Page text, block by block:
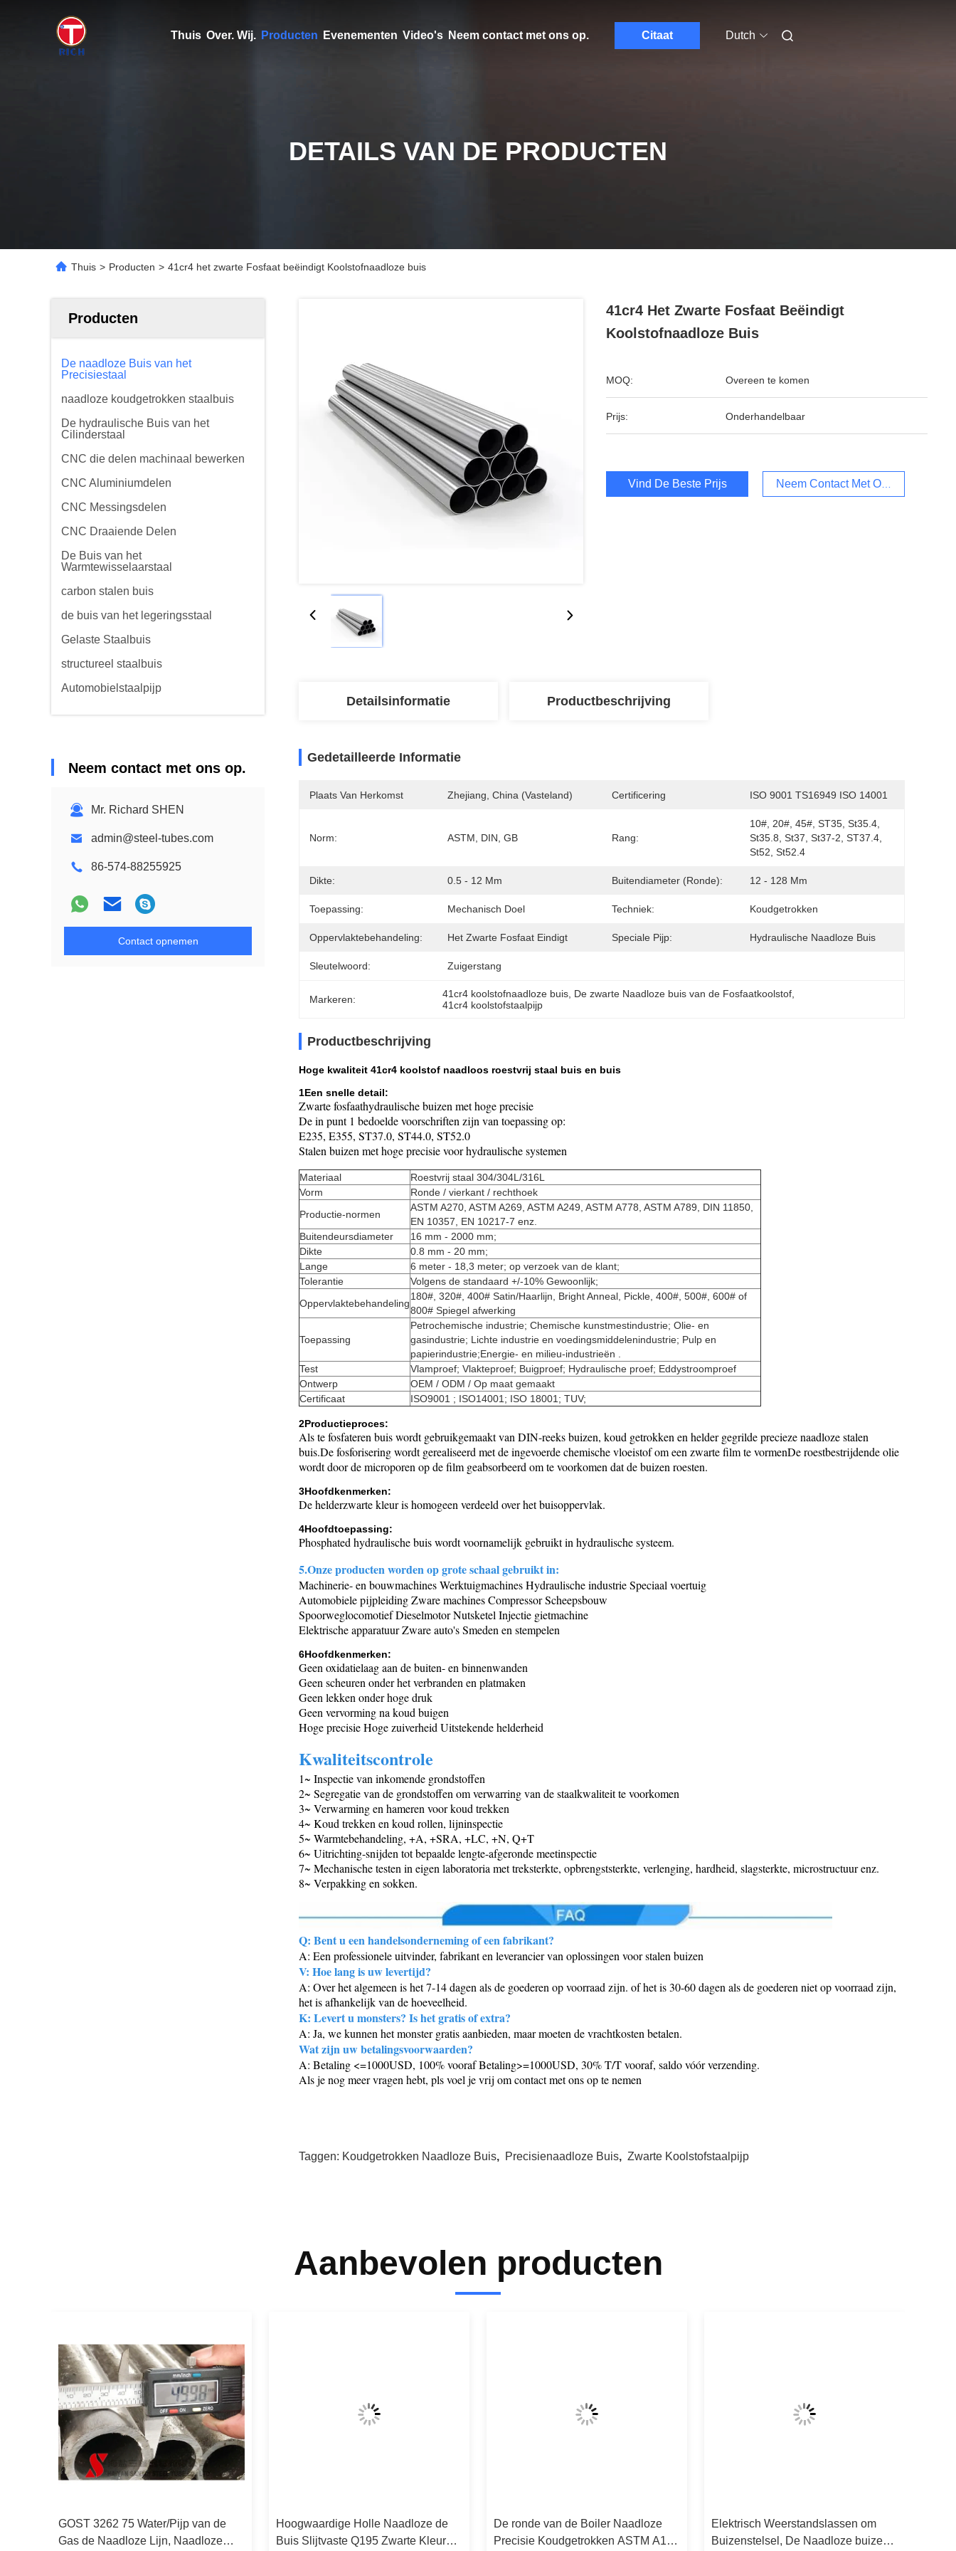
Thuis Over. Wij. Producten Evenementen Video's Neem contact met ons op. Citaat Dutch
DETAILS VAN DE PRODUCTEN
Thuis > Producten > 41cr4 het zwarte Fosfaat beëindigt Koolstofnaadloze buis
Producten
De naadloze Buis van het
Precisiestaal
naadloze koudgetrokken staalbuis
De hydraulische Buis van het
Cilinderstaal
CNC die delen machinaal bewerken
CNC Aluminiumdelen
CNC Messingsdelen
CNC Draaiende Delen
De Buis van het
Warmtewisselaarstaal
carbon stalen buis
de buis van het legeringsstaal
Gelaste Staalbuis
structureel staalbuis
Automobielstaalpijp
Neem contact met ons op.
Mr. Richard SHEN
admin@steel-tubes.com
86-574-88255925
Contact opnemen
41cr4 Het Zwarte Fosfaat Beëindigt
Koolstofnaadloze Buis
MOQ: Overeen te komen
Prijs: Onderhandelbaar
Vind De Beste Prijs Neem Contact Met Ons Op.
Detailsinformatie Productbeschrijving
Gedetailleerde Informatie
Plaats Van Herkomst Zhejiang, China (Vasteland) Certificering ISO 9001 TS16949 ISO 14001
Norm: ASTM, DIN, GB Rang:
10#, 20#, 45#, ST35, St35.4,
St35.8, St37, St37-2, ST37.4,
St52, St52.4
Dikte: 0.5 - 12 Mm Buitendiameter (Ronde): 12 - 128 Mm
Toepassing: Mechanisch Doel Techniek: Koudgetrokken
Oppervlaktebehandeling: Het Zwarte Fosfaat Eindigt Speciale Pijp: Hydraulische Naadloze Buis
Sleutelwoord: Zuigerstang
Markeren: 41cr4 koolstofnaadloze buis De zwarte Naadloze buis van de Fosfaatkoolstof
41cr4 koolstofstaalpijp
Productbeschrijving
Hoge kwaliteit 41cr4 koolstof naadloos roestvrij staal buis en buis
1Een snelle detail:
Zwarte fosfaathydraulische buizen met hoge precisie
De in punt 1 bedoelde voorschriften zijn van toepassing op:
E235, E355, ST37.0, ST44.0, ST52.0
Stalen buizen met hoge precisie voor hydraulische systemen
Materiaal
Roestvrij staal 304/304L/316L
Vorm
Ronde / vierkant / rechthoek
Productie-normen
ASTM A270, ASTM A269, ASTM A249, ASTM A778, ASTM A789, DIN 11850,
EN 10357, EN 10217-7 enz.
Buitendeursdiameter
16 mm - 2000 mm;
Dikte
0.8 mm - 20 mm;
Lange
6 meter - 18,3 meter; op verzoek van de klant;
Tolerantie
Volgens de standaard +/-10% Gewoonlijk;
Oppervlaktebehandeling
180#, 320#, 400# Satin/Haarlijn, Bright Anneal, Pickle, 400#, 500#, 600# of
800# Spiegel afwerking
Toepassing
Petrochemische industrie; Chemische kunstmestindustrie; Olie- en
gasindustrie; Lichte industrie en voedingsmiddelenindustrie; Pulp en
papierindustrie;Energie- en milieu-industrieën .
Test
Vlamproef; Vlakteproef; Buigproef; Hydraulische proef; Eddystroomproef
Ontwerp
OEM / ODM / Op maat gemaakt
Certificaat
ISO9001 ; ISO14001; ISO 18001; TUV;
2Productieproces:
Als te fosfateren buis wordt gebruikgemaakt van DIN-reeks buizen, koud getrokken en helder gegrilde precieze naadloze stalen
buis.De fosforisering wordt gerealiseerd met de ingevoerde chemische vloeistof om een zwarte film te vormenDe roestbestrijdende olie
wordt door de microporen op de film geabsorbeerd om te voorkomen dat de buizen roesten.
3Hoofdkenmerken:
De helderzwarte kleur is homogeen verdeeld over het buisoppervlak.
4Hoofdtoepassing:
Phosphated hydraulische buis wordt voornamelijk gebruikt in hydraulische systeem.
5.Onze producten worden op grote schaal gebruikt in:
Machinerie- en bouwmachines Werktuigmachines Hydraulische industrie Speciaal voertuig
Automobiele pijpleiding Zware machines Compressor Scheepsbouw
Spoorweglocomotief Dieselmotor Nutsketel Injectie gietmachine
Elektrische apparatuur Zware auto's Smeden en stempelen
6Hoofdkenmerken:
Geen oxidatielaag aan de buiten- en binnenwanden
Geen scheuren onder het verbranden en platmaken
Geen lekken onder hoge druk
Geen vervorming na koud buigen
Hoge precisie Hoge zuiverheid Uitstekende helderheid
Kwaliteitscontrole
1~ Inspectie van inkomende grondstoffen
2~ Segregatie van de grondstoffen om verwarring van de staalkwaliteit te voorkomen
3~ Verwarming en hameren voor koud trekken
4~ Koud trekken en koud rollen, lijninspectie
5~ Warmtebehandeling, +A, +SRA, +LC, +N, Q+T
6~ Uitrichting-snijden tot bepaalde lengte-afgeronde meetinspectie
7~ Mechanische testen in eigen laboratoria met treksterkte, opbrengststerkte, verlenging, hardheid, slagsterkte, microstructuur enz.
8~ Verpakking en sokken.
Q: Bent u een handelsonderneming of een fabrikant?
A: Een professionele uitvinder, fabrikant en leverancier van oplossingen voor stalen buizen
V: Hoe lang is uw levertijd?
A: Over het algemeen is het 7-14 dagen als de goederen op voorraad zijn. of het is 30-60 dagen als de goederen niet op voorraad zijn,
het is afhankelijk van de hoeveelheid.
K: Levert u monsters? Is het gratis of extra?
A: Ja, we kunnen het monster gratis aanbieden, maar moeten de vrachtkosten betalen.
Wat zijn uw betalingsvoorwaarden?
A: Betaling <=1000USD, 100% vooraf Betaling>=1000USD, 30% T/T vooraf, saldo vóór verzending.
Als je nog meer vragen hebt, pls voel je vrij om contact met ons op te nemen
Taggen: Koudgetrokken Naadloze Buis, Precisienaadloze Buis, Zwarte Koolstofstaalpijp
Aanbevolen producten
GOST 3262 75 Water/Pijp van de
Gas de Naadloze Lijn, Naadloze
Hoogwaardige Holle Naadloze de
Buis Slijtvaste Q195 Zwarte Kleur
De ronde van de Boiler Naadloze
Precisie Koudgetrokken ASTM A192
Elektrisch Weerstandslassen om
Buizenstelsel, De Naadloze buizen